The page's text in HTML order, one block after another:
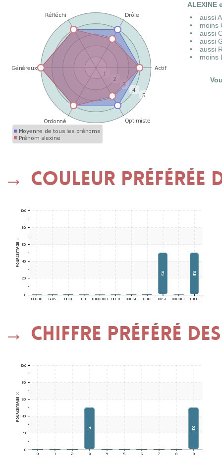
ALEXINE
aussi
moins
aussi
aussi
aussi
moins
Couleur préférée
Chiffre préféré des